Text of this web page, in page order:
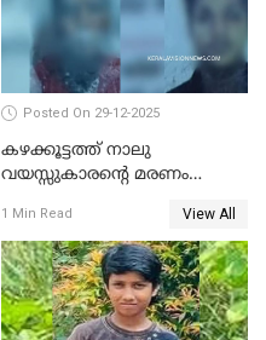
Posted On 29-12-2025
കഴക്കൂട്ടത്ത് നാലു
വയസ്സുകാരന്റെ മരണം
സുഹൃത്തും പൊലീസ്
കസ്റ്റഡിയിൽ
1 Min Read View All